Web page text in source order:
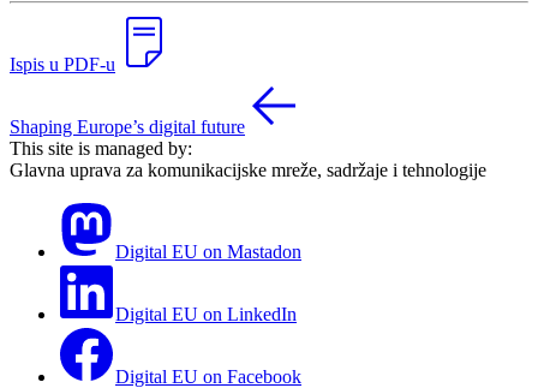
Ispis u PDF-u
Shaping Europe’s digital future
This site is managed by:
Glavna uprava za komunikacijske mreže, sadržaje i tehnologije
Digital EU on Mastadon
Digital EU on LinkedIn
Digital EU on Facebook